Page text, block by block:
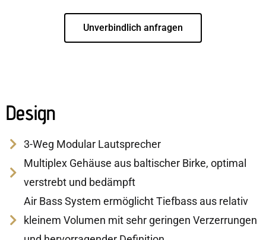
Unverbindlich anfragen
Design
3-Weg Modular Lautsprecher
Multiplex Gehäuse aus baltischer Birke, optimal
verstrebt und bedämpft
Air Bass System ermöglicht Tiefbass aus relativ
kleinem Volumen mit sehr geringen Verzerrungen